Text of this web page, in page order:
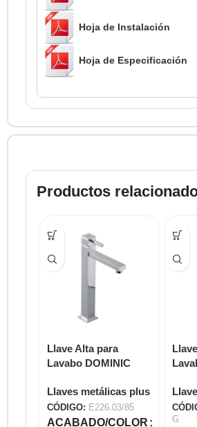
Hoja de Instalación
Hoja de Especificación
Productos
Llave Alta para
Lavabo DOMINIC
Llaves metálicas plus
CÓDIGO: E226.03/85
ACABADO/COLOR
G